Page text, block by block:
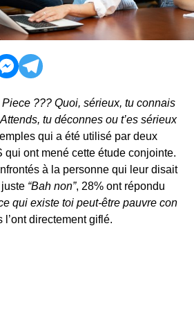
Piece ??? Quoi, sérieux, tu connais
tu déconnes ou t’es sérieux
qui a été utilisé par deux
qui ont mené cette étude conjointe.
à la personne qui leur disait
“Bah non”, 28% ont répondu
qui existe toi peut-être pauvre con
directement giflé.